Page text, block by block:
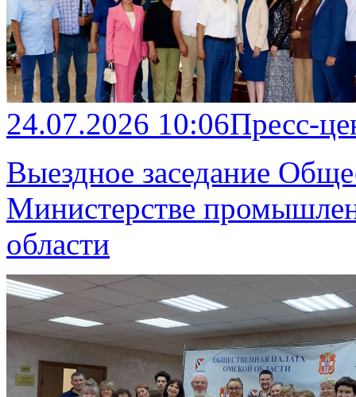
24.07.2026 10:06Пресс-
Выездное заседание
Министерстве
области